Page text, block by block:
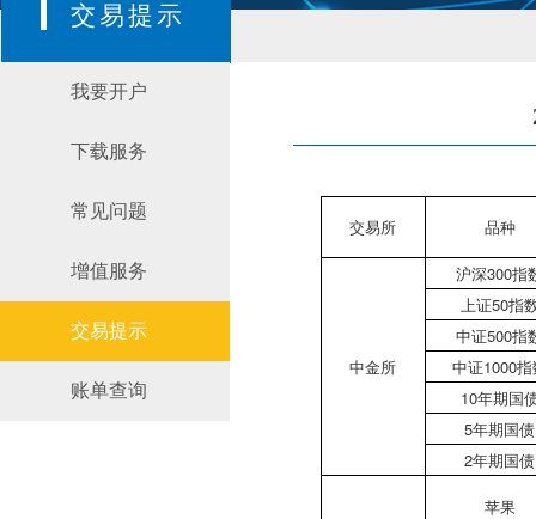
交易提示
我要开户
下载服务
常见问题
增值服务
交易提示
账单查询
交易所 品种
中金所
沪深300指
上证50指
中证500指
中证1000
10年期国
5年期国债
2年期国债
苹果